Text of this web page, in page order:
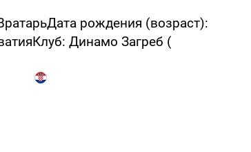
рождения (возраст):
Динамо Загреб (